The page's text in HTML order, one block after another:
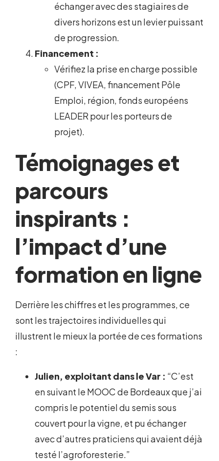
échanger avec des stagiaires de
divers horizons est un levier puissant
de progression.
Financement :
Vérifiez la prise en charge possible
(CPF, VIVEA, financement Pôle
Emploi, région, fonds européens
LEADER pour les porteurs de
projet).
Témoignages et
parcours
inspirants :
l’impact d’une
formation en ligne
Derrière les chiffres et les programmes, ce
sont les trajectoires individuelles qui
illustrent le mieux la portée de ces formations
:
Julien, exploitant dans le Var : “C’est
en suivant le MOOC de Bordeaux que j’ai
compris le potentiel du semis sous
couvert pour la vigne, et pu échanger
avec d’autres praticiens qui avaient déjà
testé l’agroforesterie.”